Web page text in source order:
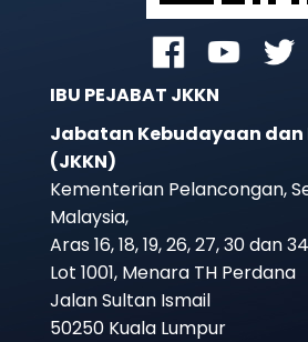
IBU PEJABAT JKKN
Jabatan Kebudayaan dan
(JKKN)
Kementerian Pelancongan,
Malaysia,
Aras 16, 18, 19, 26, 27, 30 dan 34
Lot 1001, Menara TH Perdana
Jalan Sultan Ismail
50250 Kuala Lumpur